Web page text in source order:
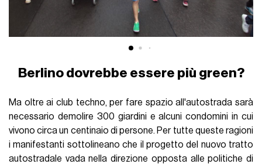
Berlino dovrebbe essere più green?
Ma oltre ai club techno, per fare spazio all'autostrada sarà
necessario demolire 300 giardini e alcuni condomini in cui
vivono circa un centinaio di persone. Per tutte queste ragioni
i manifestanti sottolineano che il progetto del nuovo tratto
autostradale vada nella direzione opposta alle politiche di